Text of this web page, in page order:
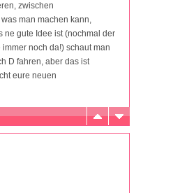
zwischen
man machen kann,
ne gute Idee ist (nochmal der
noch da!) schaut man
D fahren, aber das ist
eure neuen